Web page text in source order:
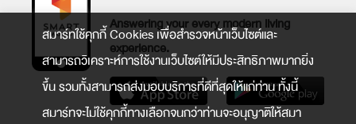
สมาร์ทใช้คุกกี้ Cookies เพื่อสำรวจหน้าเว็บไซต์และ
สามารถวิเคราะห์การใช้งานเว็บไซต์ให้มีประสิทธิภาพมากยิ่ง
ขึ้น รวมทั้งสามารถส่งมอบบริการที่ดีที่สุดให้แก่ท่าน ทั้งนี้
สมาร์ทจะไม่ใช้คุกกี้ทางเลือกจนกว่าท่านจะอนุญาติให้สมา
Answering your every modern living
experience.